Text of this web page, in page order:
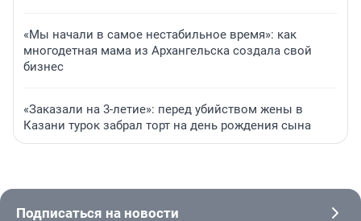
«Мы начали в самое нестабильное время»: как
многодетная мама из Архангельска создала свой
бизнес
«Заказали на 3-летие»: перед убийством жены в
Казани турок забрал торт на день рождения сына
Подписаться на новости